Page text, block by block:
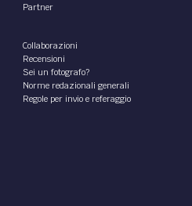
Partner
Collaborazioni
Recensioni
Sei un fotografo?
Norme redazionali generali
Regole per invio e referaggio